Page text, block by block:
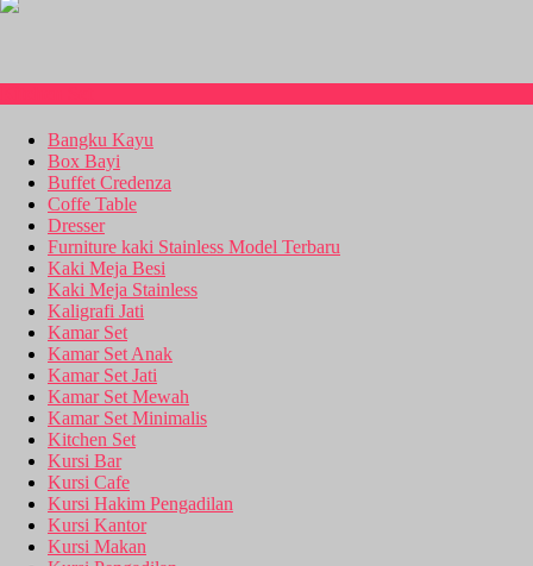
Bangku Kayu
Box Bayi
Buffet Credenza
Coffe Table
Dresser
Furniture kaki Stainless Model Terbaru
Kaki Meja Besi
Kaki Meja Stainless
Kaligrafi Jati
Kamar Set
Kamar Set Anak
Kamar Set Jati
Kamar Set Mewah
Kamar Set Minimalis
Kitchen Set
Kursi Bar
Kursi Cafe
Kursi Hakim Pengadilan
Kursi Kantor
Kursi Makan